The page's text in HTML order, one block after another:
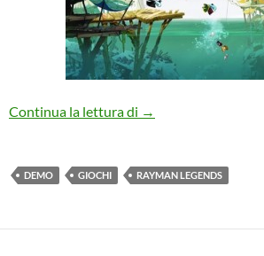
Continua la lettura di La questione delle
→
DEMO GIOCHI RAYMAN LEGENDS